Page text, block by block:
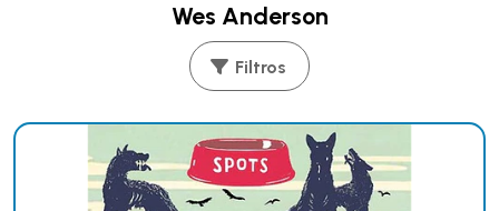
Wes Anderson
Filtros